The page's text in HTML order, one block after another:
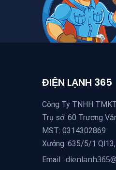
ĐIỆN LẠNH 365
Công Ty TNHH
Trụ sở: 60 Trương
MST: 0314302869
Xưởng: 635/5/1
Email :